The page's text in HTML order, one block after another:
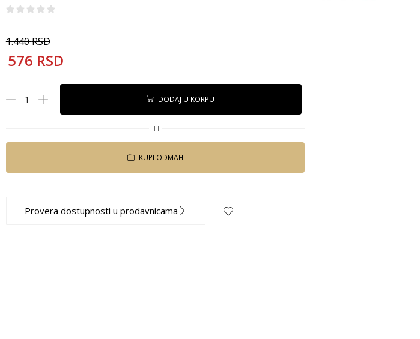
1.440RSD
576 RSD
DODAJ U KORPU
ILI
KUPI ODMAH
Provera dostupnosti u prodavnicama